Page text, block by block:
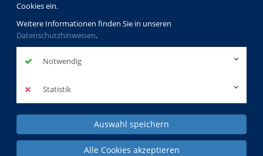
Cookies ein.
Weitere Informationen finden Sie in unseren
Datenschutzhinweisen.
Notwendig
Statistik
Auswahl speichern
Alle Cookies akzeptieren
Dozenten Reiner Hartl